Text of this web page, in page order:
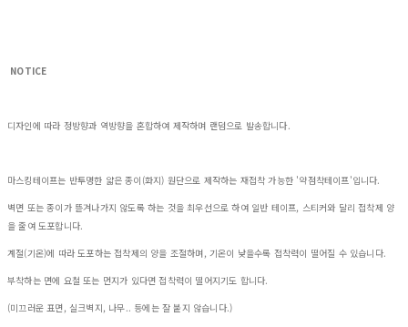
NOTICE
디자인에 따라 정방향과 역방향을 혼합하여 제작하며 랜덤으로 발송합니다.
마스킹테이프는 반투명한 얇은 종이(화지) 원단으로 제작하는 재접착 가능한 '약점착테이프'입니다.
벽면 또는 종이가 뜯겨나가지 않도록 하는 것을 최우선으로 하여 일반 테이프, 스티커와 달리 접착제 양
을 줄여 도포합니다.
계절(기온)에 따라 도포하는 접착제의 양을 조절하며, 기온이 낮을수록 접착력이 떨어질 수 있습니다.
부착하는 면에 요철 또는 먼지가 있다면 접착력이 떨어지기도 합니다.
(미끄러운 표면, 실크벽지, 나무.. 등에는 잘 붙지 않습니다.)